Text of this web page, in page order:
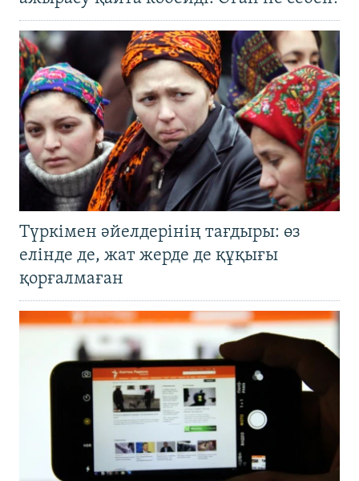
Түркімен әйелдерінің тағдыры: өз
елінде де, жат жерде де құқығы
қорғалмаған